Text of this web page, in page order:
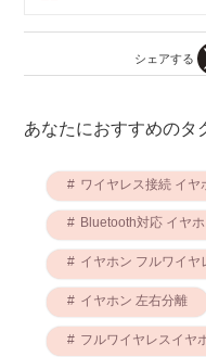
シェアする
あなたにおすすめのタ
ワイヤレス接続 イヤ
Bluetooth対応 イヤ
イヤホン フルワイヤ
イヤホン 左右分離
フルワイヤレスイヤ